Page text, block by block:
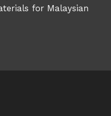
for Malaysian